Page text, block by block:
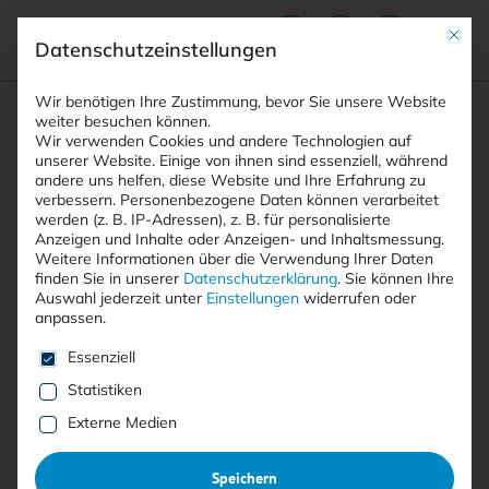
Suchfeld
Suchen
Breadcrumb-Navigation
STARTSEITE ARTIKEL
Alle Beiträge
Alle
Mit
Datenschutzeinstellungen
Wir benötigen Ihre Zustimmung, bevor Sie unsere Website
weiter besuchen können.
Wir verwenden Cookies und andere Technologien auf
unserer Website. Einige von ihnen sind essenziell, während
andere uns helfen, diese Website und Ihre Erfahrung zu
verbessern. Personenbezogene Daten können verarbeitet
werden (z. B. IP-Adressen), z. B. für personalisierte
Anzeigen und Inhalte oder Anzeigen- und Inhaltsmessung.
Weitere Informationen über die Verwendung Ihrer Daten
finden Sie in unserer Datenschutzerklärung. Sie können Ihre
Auswahl jederzeit unter Einstellungen widerrufen oder
anpassen.
Es folgt eine Liste der Service-Gruppen, für die eine
Essenziell
Statistiken
Externe Medien
Speichern